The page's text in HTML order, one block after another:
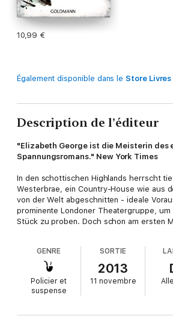
10,99 €
Également disponible dans leStore
Description de l’éditeur
"Elizabeth George ist die Meisterin des
Spannungsromans." New York Times
In den schottischen Highlands herrscht
Westerbrae, ein Country-House wie aus
von der Welt abgeschnitten - ideale
prominente Londoner Theatergruppe,
Stück zu proben. Doch schon am ersten
Untersuchungen zu übernehmen. Ein Fall
von New Scotland Yard, stammen doch
den ihm wohlvertrauten, besten Kreisen
Gesellschaft. Aber er findet nur Fragen
unausgesprochene Geheimnisse und
GENRE
Policier et
suspense
SORTIE
2013
11 novembre